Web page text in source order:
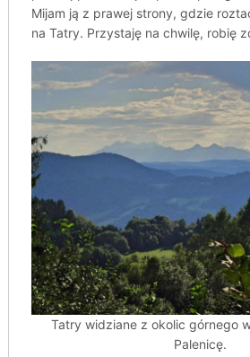
Mijam ją z prawej strony, gdzie
na Tatry. Przystaję na chwilę, robię
Tatry widziane z okolic górnego
Palenicę.